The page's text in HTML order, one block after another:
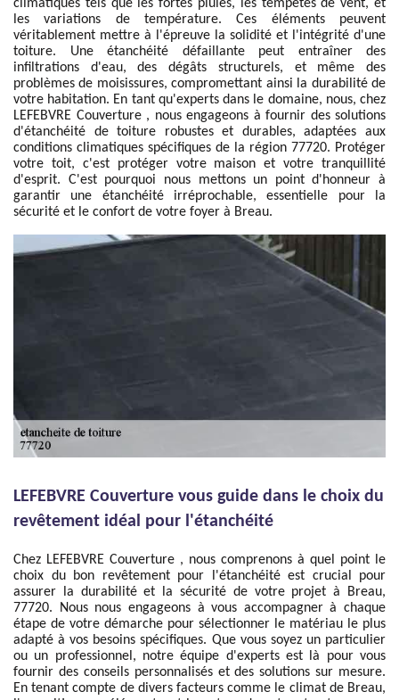
climatiques tels que les fortes pluies, les tempêtes de vent, et
les variations de température. Ces éléments peuvent
véritablement mettre à l'épreuve la solidité et l'intégrité d'une
toiture. Une étanchéité défaillante peut entraîner des
infiltrations d'eau, des dégâts structurels, et même des
problèmes de moisissures, compromettant ainsi la durabilité de
votre habitation. En tant qu'experts dans le domaine, nous, chez
LEFEBVRE Couverture , nous engageons à fournir des solutions
d'étanchéité de toiture robustes et durables, adaptées aux
conditions climatiques spécifiques de la région 77720. Protéger
votre toit, c'est protéger votre maison et votre tranquillité
d'esprit. C'est pourquoi nous mettons un point d'honneur à
garantir une étanchéité irréprochable, essentielle pour la
sécurité et le confort de votre foyer à Breau.
LEFEBVRE Couverture vous guide dans le choix du
revêtement idéal pour l'étanchéité
Chez LEFEBVRE Couverture , nous comprenons à quel point le
choix du bon revêtement pour l'étanchéité est crucial pour
assurer la durabilité et la sécurité de votre projet à Breau,
77720. Nous nous engageons à vous accompagner à chaque
étape de votre démarche pour sélectionner le matériau le plus
adapté à vos besoins spécifiques. Que vous soyez un particulier
ou un professionnel, notre équipe d'experts est là pour vous
fournir des conseils personnalisés et des solutions sur mesure.
En tenant compte de divers facteurs comme le climat de Breau,